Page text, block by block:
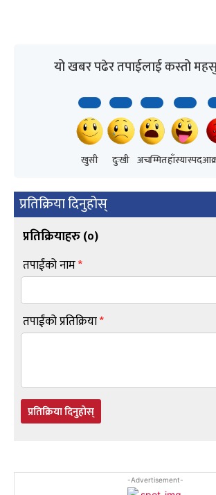
यो खबर पढेर तपाईलाई कस्तो
खुसी दुःखी अचम्मितहाँस्यास्पद
प्रतिक्रिया दिनुहोस्
प्रतिक्रियाहरु (०)
तपाईंको नाम*
तपाईंको प्रतिक्रिया*
प्रतिक्रिया दिनुहोस्
-Advertisement-